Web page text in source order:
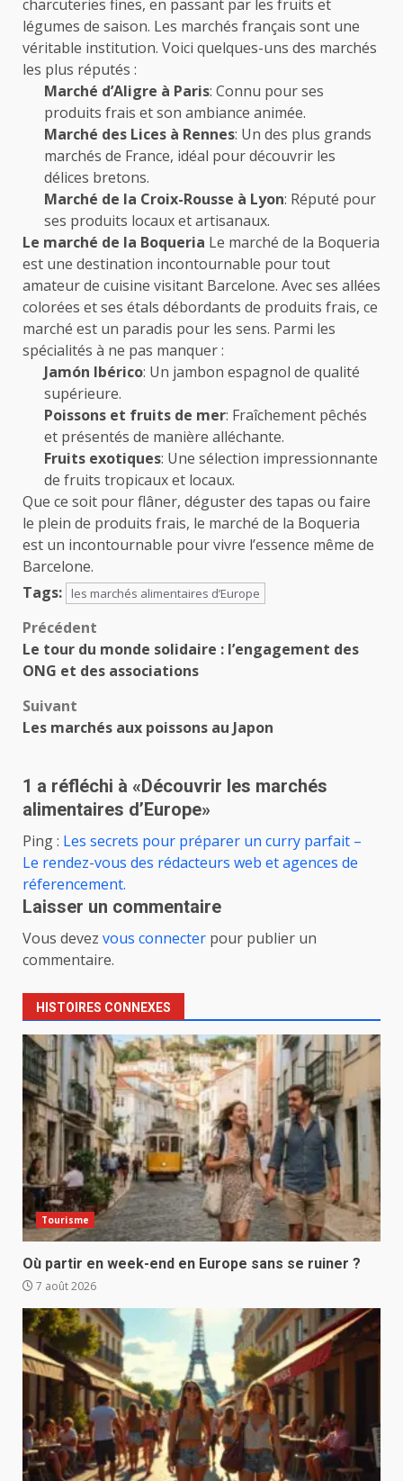
charcuteries fines, en passant par les fruits et
légumes de saison. Les marchés français sont une
véritable institution. Voici quelques-uns des marchés
les plus réputés :
Marché d’Aligre à Paris: Connu pour ses
produits frais et son ambiance animée.
Marché des Lices à Rennes: Un des plus grands
marchés de France, idéal pour découvrir les
délices bretons.
Marché de la Croix-Rousse à Lyon: Réputé pour
ses produits locaux et artisanaux.
Le marché de la Boqueria Le marché de la Boqueria
est une destination incontournable pour tout
amateur de cuisine visitant Barcelone. Avec ses allées
colorées et ses étals débordants de produits frais, ce
marché est un paradis pour les sens. Parmi les
spécialités à ne pas manquer :
Jamón Ibérico: Un jambon espagnol de qualité
supérieure.
Poissons et fruits de mer: Fraîchement pêchés
et présentés de manière alléchante.
Fruits exotiques: Une sélection impressionnante
de fruits tropicaux et locaux.
Que ce soit pour flâner, déguster des tapas ou faire
le plein de produits frais, le marché de la Boqueria
est un incontournable pour vivre l’essence même de
Barcelone.
Tags:
les marchés alimentaires d’Europe
Navigation
d’article
Précédent
Le tour du monde solidaire : l’engagement des
ONG et des associations
Suivant
Les marchés aux poissons au Japon
1 a réfléchi à «Découvrir les marchés
alimentaires d’Europe»
Ping : Les secrets pour préparer un curry parfait –
Le rendez-vous des rédacteurs web et agences de
réferencement.
Laisser un commentaire
Vous devez vous connecter pour publier un
commentaire.
HISTOIRES CONNEXES
Tourisme
Où partir en week-end en Europe sans se ruiner ?
7 août 2026